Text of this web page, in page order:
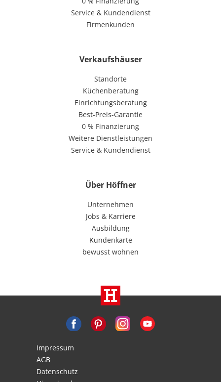
Service & Kundendienst
Firmenkunden
Verkaufshäuser
Standorte
Küchenberatung
Einrichtungsberatung
Best-Preis-Garantie
0 % Finanzierung
Weitere Dienstleistungen
Service & Kundendienst
Über Höffner
Unternehmen
Jobs & Karriere
Ausbildung
Kundenkarte
bewusst wohnen
Impressum
AGB
Datenschutz